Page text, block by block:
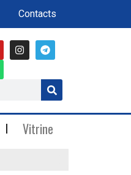
Contacts
Vitrine